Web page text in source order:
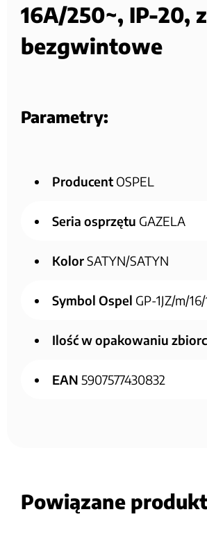
16A/250~, IP-20,
bezgwintowe
Parametry:
Producent OSPEL
Seria osprzętu GAZELA
KolorSATYN/SATYN
Symbol Ospel GP-1JZ/m/
Ilość w opakowaniu
EAN 5907577430832
Powiązane